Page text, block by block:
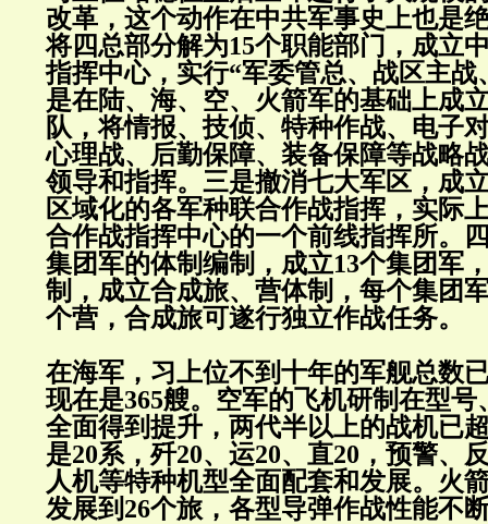
改革，这个动作在中共军事史上也是
将四总部分解为15个职能部门，成立
指挥中心，实行“军委管总、战区主战
是在陆、海、空、火箭军的基础上成
队，将情报、技侦、特种作战、电子
心理战、后勤保障、装备保障等战略
领导和指挥。三是撤消七大军区，成
区域化的各军种联合作战指挥，实际
合作战指挥中心的一个前线指挥所。
集团军的体制编制，成立13个集团军
制，成立合成旅、营体制，每个集团
个营，合成旅可遂行独立作战任务。
在海军，习上位不到十年的军舰总数
现在是365艘。空军的飞机研制在型
全面得到提升，两代半以上的战机已
是20系，歼20、运20、直20，预警、
人机等特种机型全面配套和发展。火
发展到26个旅，各型导弹作战性能不